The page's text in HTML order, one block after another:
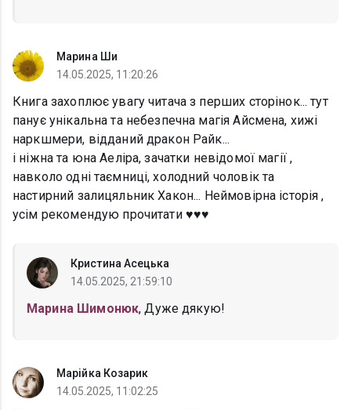
Марина Ши
14.05.2025, 11:20:26
Книга захоплює увагу читача з перших сторінок... тут
панує унікальна та небезпечна магія Айсмена, хижі
наркшмери, відданий дракон Райк...
і ніжна та юна Аеліра, зачатки невідомої магії ,
навколо одні таємниці, холодний чоловік та
настирний залицяльник Хакон... Неймовірна історія ,
усім рекомендую прочитати ♥️♥️♥️
Кристина Асецька
14.05.2025, 21:59:10
Марина Шимонюк, Дуже дякую!
Марійка Козарик
14.05.2025, 11:02:25